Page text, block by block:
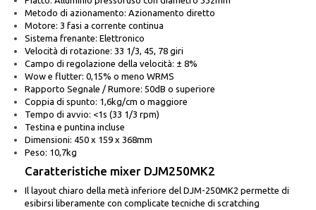
Metodo di azionamento: Azionamento diretto
Motore: 3 fasi a corrente continua
Sistema frenante: Elettronico
Velocità di rotazione: 33 1/3, 45, 78 giri
Campo di regolazione della velocità: ± 8%
Wow e flutter: 0,15% o meno WRMS
Rapporto Segnale / Rumore: 50dB o superiore
Coppia di spunto: 1,6kg/cm o maggiore
Tempo di avvio: <1s (33 1/3 rpm)
Testina e puntina incluse
Dimensioni: 450 x 159 x 368mm
Peso: 10,7kg
Caratteristiche mixer DJM250MK2
Il layout chiaro della metà inferiore del DJM-250MK2 permette di
esibirsi liberamente con complicate tecniche di scratching